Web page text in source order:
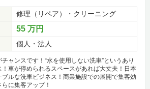
修理（リペア）・クリーニング
55 万円
個人・法人
ャンスです！“水を使用しない洗車”というあり
車が停められるスペースがあれば大丈夫！日本
ルな洗車ビジネス！商業施設での展開で集客効
に集客アップ！